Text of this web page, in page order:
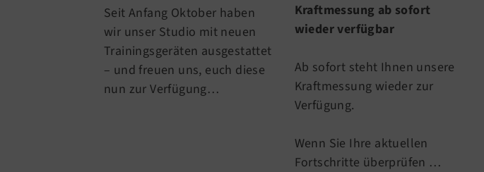
Seit Anfang Oktober haben
wir unser Studio mit neuen
Trainingsgeräten ausgestattet
– und freuen uns, euch diese
nun zur Verfügung…
Kraftmessung ab sofort
wieder verfügbar
Ab sofort steht Ihnen unsere
Kraftmessung wieder zur
Verfügung.
Wenn Sie Ihre aktuellen
Fortschritte überprüfen …